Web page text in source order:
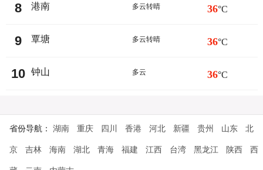
8 港南 多云转晴 36°C
9 覃塘 多云转晴 36°C
10 钟山 多云 36°C
省份导航： 湖南 重庆 四川 香港 河北 新疆 贵州 山东 北
京 吉林 海南 湖北 青海 福建 江西 台湾 黑龙江 陕西 西